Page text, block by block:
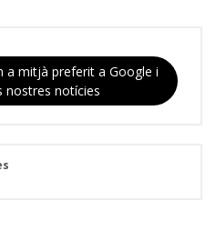
a mitjà preferit a Google i
nostres notícies